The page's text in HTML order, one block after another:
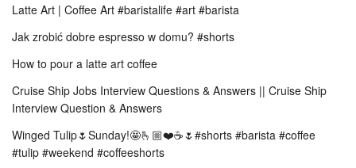
Latte Art | Coffee Art #baristalife #art #barista
Jak zrobić dobre espresso w domu? #shorts
How to pour a latte art coffee
Cruise Ship Jobs Interview Questions & Answers || Cruise Ship
Interview Question & Answers
Winged Tulip🌷Sunday!🤩🫰🏼❤️☕️🌷#shorts #barista #coffee
#tulip #weekend #coffeeshorts